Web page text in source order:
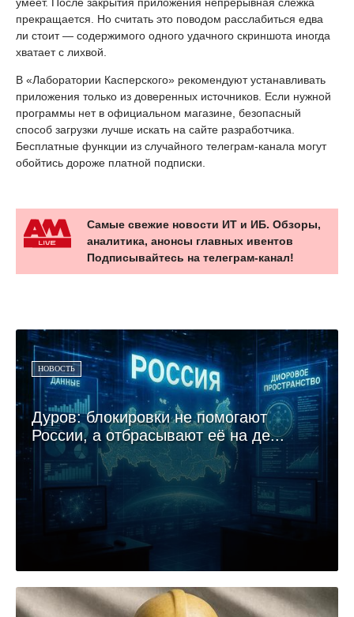
прекращается. Но считать это поводом расслабиться едва
ли стоит — содержимого одного удачного скриншота иногда
хватает с лихвой.
В «Лаборатории Касперского» рекомендуют устанавливать
приложения только из доверенных источников. Если нужной
программы нет в официальном магазине, безопасный
способ загрузки лучше искать на сайте разработчика.
Бесплатные функции из случайного телеграм-канала могут
обойтись дороже платной подписки.
Самые свежие новости ИТ и ИБ. Обзоры,
аналитика, анонсы главных ивентов
Подписывайтесь на телеграм-канал!
НОВОСТЬ
Дуров: блокировки не помогают
России, а отбрасывают её на де...